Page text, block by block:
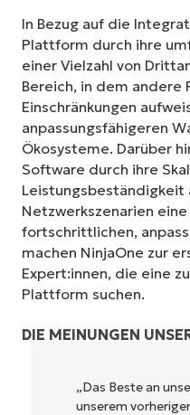
In Bezug auf die
Plattform durch ihre
einer Vielzahl von
Bereich, in dem andere
Einschränkungen
anpassungsfähigeren
Ökosysteme. Darüber
Software durch ihre
Leistungsbeständigkeit
Netzwerkszenarien
fortschrittlichen,
machen NinjaOne zur
Expert:innen, die eine
Plattform suchen.
DIE MEINUNGEN
NinjaOne ist
und kombiniert